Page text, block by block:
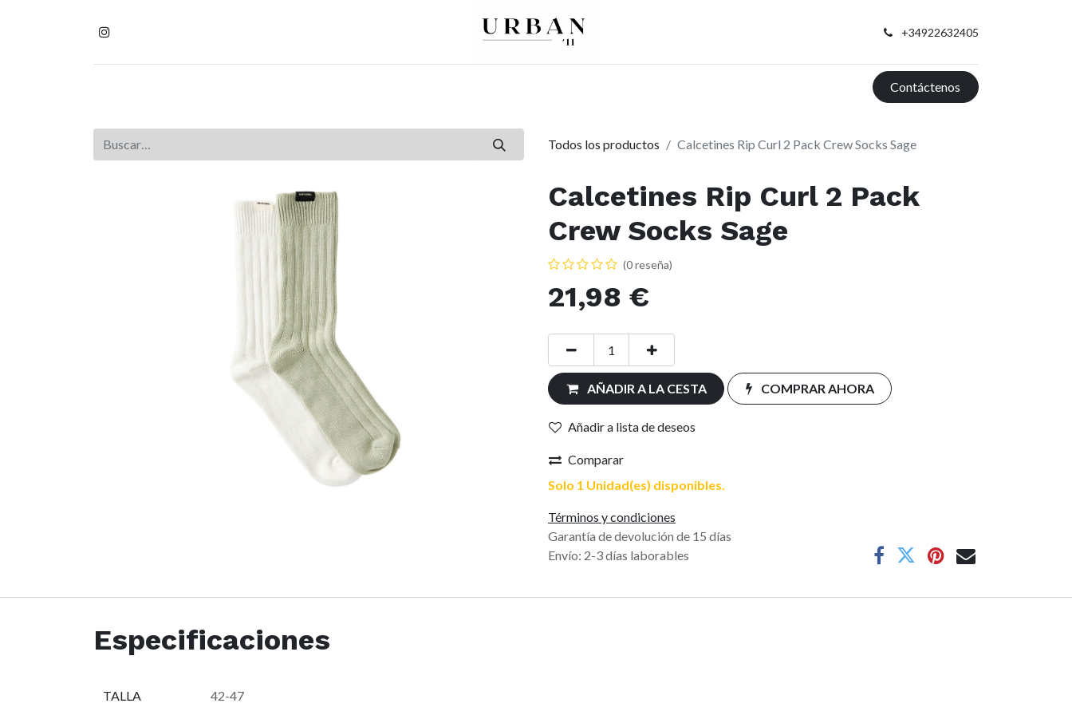
+34922632405
Contáctenos
Todos los productos Calcetines Rip Curl 2 Pack Crew Socks Sage
Calcetines Rip Curl 2 Pack
Crew Socks Sage
(0 reseña)
21,98 €
AÑADIR A LA CESTA COMPRAR AHORA
Añadir a lista de deseos
Comparar
Solo 1 Unidad(es) disponibles.
Términos y condiciones
Garantía de devolución de 15 días
Envío: 2-3 días laborables
Especificaciones
TALLA 42-47